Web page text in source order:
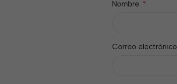
Nombre *
Correo electrónico